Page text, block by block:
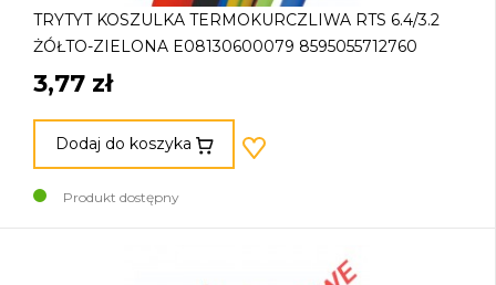
TRYTYT KOSZULKA TERMOKURCZLIWA RTS 6.4/3.2
ŻÓŁTO-ZIELONA E08130600079 8595055712760
3,77 zł
Dodaj do koszyka
Produkt dostępny